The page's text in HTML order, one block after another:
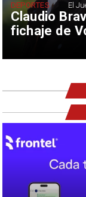
Claudio
fichaje de
DEPORTES El